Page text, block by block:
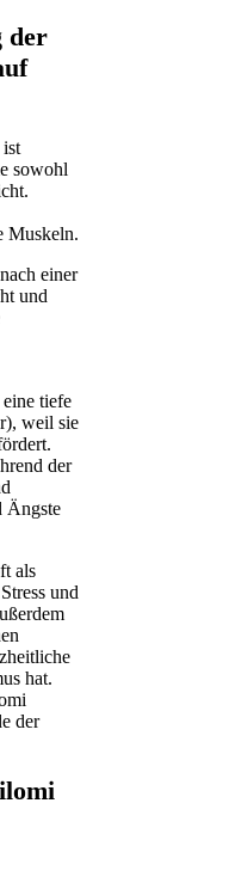
der
sowohl
Muskeln.
einer
und
tiefe
weil sie
der
Ängste
als
und
hat.
der